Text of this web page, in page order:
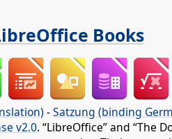
Books
-Satzung (binding
v2.0. “LibreOffice” and “The